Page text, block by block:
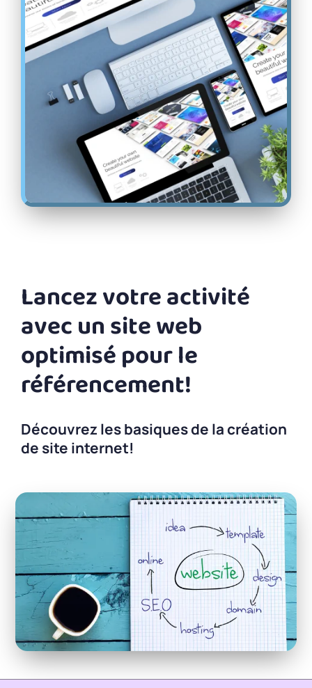
Lancez votre activité
avec un site web
optimisé pour le
référencement!
Découvrez les basiques de la création
de site internet!